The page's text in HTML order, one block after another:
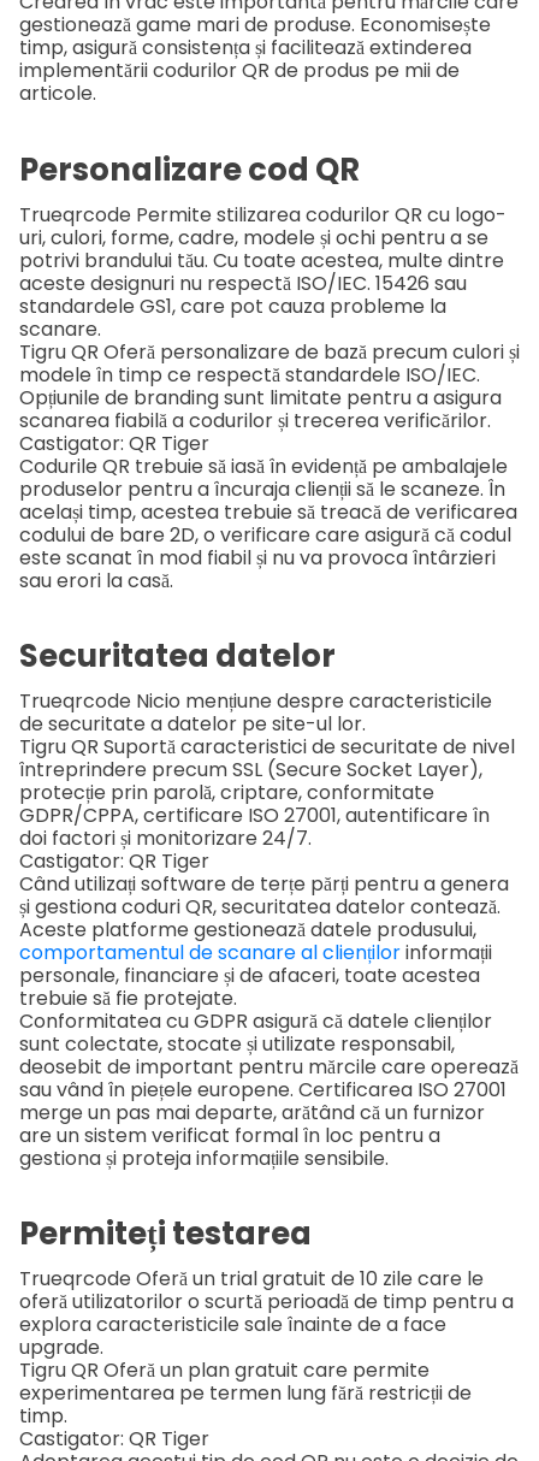
gestionează game mari de produse. Economisește
timp, asigură consistența și facilitează extinderea
implementării codurilor QR de produs pe mii de
articole.
Personalizare cod QR
Trueqrcode Permite stilizarea codurilor QR cu logo-
uri, culori, forme, cadre, modele și ochi pentru a se
potrivi brandului tău. Cu toate acestea, multe dintre
aceste designuri nu respectă ISO/IEC. 15426 sau
standardele GS1, care pot cauza probleme la
scanare.
Tigru QR Oferă personalizare de bază precum culori și
modele în timp ce respectă standardele ISO/IEC.
Opțiunile de branding sunt limitate pentru a asigura
scanarea fiabilă a codurilor și trecerea verificărilor.
Castigator: QR Tiger
Codurile QR trebuie să iasă în evidență pe ambalajele
produselor pentru a încuraja clienții să le scaneze. În
același timp, acestea trebuie să treacă de verificarea
codului de bare 2D, o verificare care asigură că codul
este scanat în mod fiabil și nu va provoca întârzieri
sau erori la casă.
Securitatea datelor
Trueqrcode Nicio mențiune despre caracteristicile
de securitate a datelor pe site-ul lor.
Tigru QR Suportă caracteristici de securitate de nivel
întreprindere precum SSL (Secure Socket Layer),
protecție prin parolă, criptare, conformitate
GDPR/CPPA, certificare ISO 27001, autentificare în
doi factori și monitorizare 24/7.
Castigator: QR Tiger
Când utilizați software de terțe părți pentru a genera
și gestiona coduri QR, securitatea datelor contează.
Aceste platforme gestionează datele produsului,
comportamentul de scanare al cliențilorinformații
personale, financiare și de afaceri, toate acestea
trebuie să fie protejate.
Conformitatea cu GDPR asigură că datele clienților
sunt colectate, stocate și utilizate responsabil,
deosebit de important pentru mărcile care operează
sau vând în piețele europene. Certificarea ISO 27001
merge un pas mai departe, arătând că un furnizor
are un sistem verificat formal în loc pentru a
gestiona și proteja informațiile sensibile.
Permiteți testarea
Trueqrcode Oferă un trial gratuit de 10 zile care le
oferă utilizatorilor o scurtă perioadă de timp pentru a
explora caracteristicile sale înainte de a face
upgrade.
Tigru QR Oferă un plan gratuit care permite
experimentarea pe termen lung fără restricții de
timp.
Castigator: QR Tiger